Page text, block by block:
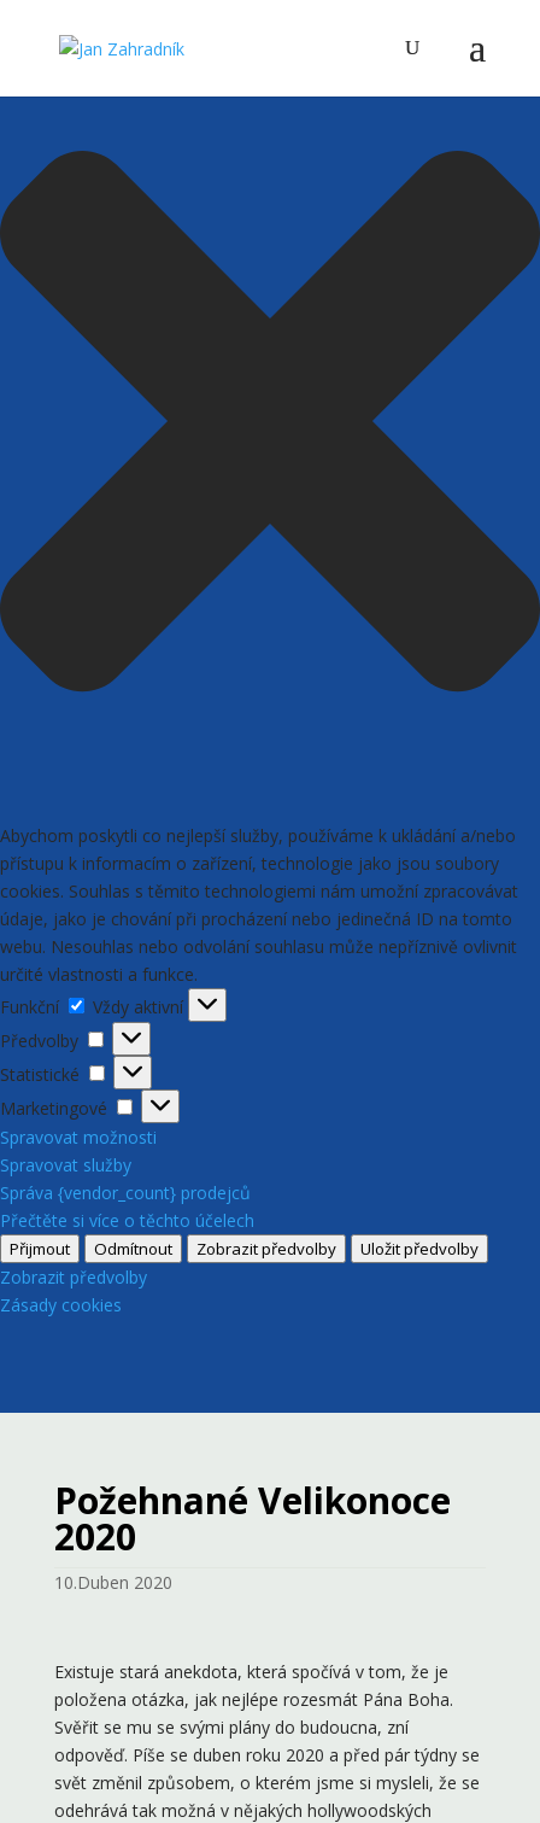
Abychom poskytli co nejlepší služby, používáme k ukládání a/nebo
přístupu k informacím o zařízení, technologie jako jsou soubory
cookies. Souhlas s těmito technologiemi nám umožní zpracovávat
údaje, jako je chování při procházení nebo jedinečná ID na tomto
webu. Nesouhlas nebo odvolání souhlasu může nepříznivě ovlivnit
určité vlastnosti a funkce.
Funkční
Funkční
Vždy aktivní
Předvolby
Předvolby
Statistické
Statistické
Marketingové
Marketingové
Spravovat možnosti
Spravovat služby
Správa {vendor_count} prodejců
Přečtěte si více o těchto účelech
Přijmout Odmítnout Zobrazit předvolby Uložit předvolby
Zobrazit předvolby
Zásady cookies
Požehnané Velikonoce
2020
10.Duben 2020
Existuje stará anekdota, která spočívá v tom, že je
položena otázka, jak nejlépe rozesmát Pána Boha.
Svěřit se mu se svými plány do budoucna, zní
odpověď. Píše se duben roku 2020 a před pár týdny se
svět změnil způsobem, o kterém jsme si mysleli, že se
odehrává tak možná v nějakých hollywoodských